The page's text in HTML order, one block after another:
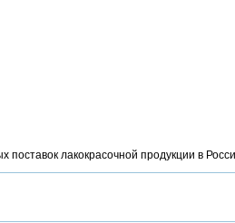
лакокрасочной продукции в